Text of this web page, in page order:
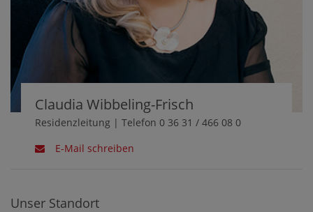
Claudia Wibbeling-Frisch
Residenzleitung | Telefon 0 36 31 / 466 08 0
E-Mail schreiben
Unser Standort